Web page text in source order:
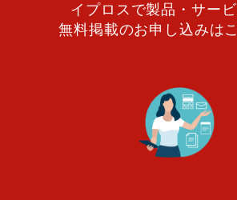
イプロスで製品・サー
無料掲載のお申し込みは